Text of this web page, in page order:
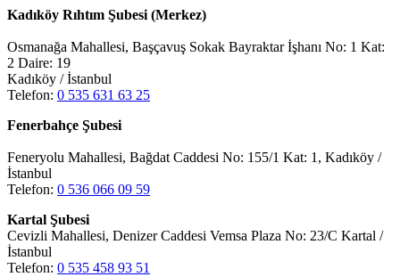
Kadıköy Rıhtım Şubesi (Merkez)
Osmanağa Mahallesi, Başçavuş Sokak Bayraktar İşhanı No: 1 Kat:
2 Daire: 19
Kadıköy / İstanbul
Telefon: 0 535 631 63 25
Fenerbahçe Şubesi
Feneryolu Mahallesi, Bağdat Caddesi No: 155/1 Kat: 1, Kadıköy /
İstanbul
Telefon: 0 536 066 09 59
Kartal Şubesi
Cevizli Mahallesi, Denizer Caddesi Vemsa Plaza No: 23/C Kartal /
İstanbul
Telefon: 0 535 458 93 51